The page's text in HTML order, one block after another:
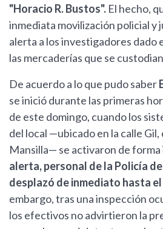
"Horacio R. Bustos". El hecho,
inmediata movilización policial y
alerta a los investigadores dado
las mercaderías que se
De acuerdo a lo que pudo saber
se inició durante las primeras
de este domingo, cuando los
del local —ubicado en la calle
Mansilla— se activaron de
alerta, personal de la Policía de
desplazó de inmediato hasta
embargo, tras una inspección
los efectivos no advirtieron la